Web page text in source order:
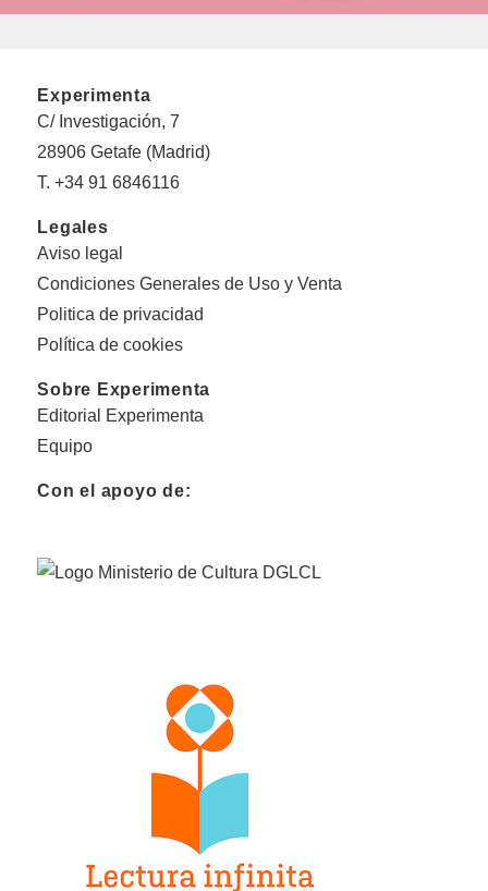
Experimenta
C/ Investigación, 7
28906 Getafe (Madrid)
T. +34 91 6846116
Legales
Aviso legal
Condiciones Generales de Uso y Venta
Politica de privacidad
Política de cookies
Sobre Experimenta
Editorial Experimenta
Equipo
Con el apoyo de: